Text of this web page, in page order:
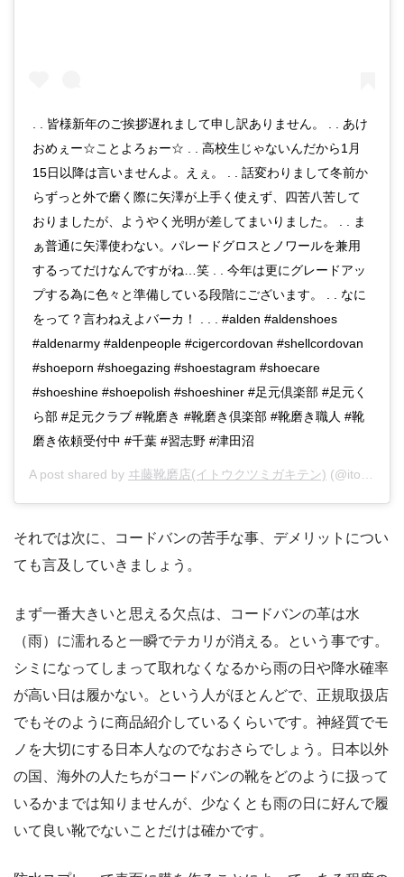
. . 皆様新年のご挨拶遅れまして申し訳ありません。 . . あけ
おめぇー☆ことよろぉー☆ . . 高校生じゃないんだから1月
15日以降は言いませんよ。えぇ。 . . 話変わりまして冬前か
らずっと外で磨く際に矢澤が上手く使えず、四苦八苦して
おりましたが、ようやく光明が差してまいりました。 . . ま
ぁ普通に矢澤使わない。パレードグロスとノワールを兼用
するってだけなんですがね…笑 . . 今年は更にグレードアッ
プする為に色々と準備している段階にございます。 . . なに
をって？言わねえよバーカ！ . . . #alden #aldenshoes
#aldenarmy #aldenpeople #cigercordovan #shellcordovan
#shoeporn #shoegazing #shoestagram #shoecare
#shoeshine #shoepolish #shoeshiner #足元倶楽部 #足元く
ら部 #足元クラブ #靴磨き #靴磨き倶楽部 #靴磨き職人 #靴
磨き依頼受付中 #千葉 #習志野 #津田沼
A post shared by ヰ藤靴磨店(イトウクツミガキテン) (@itokutsumigakiten) on
それでは次に、コードバンの苦手な事、デメリットについ
ても言及していきましょう。
まず一番大きいと思える欠点は、コードバンの革は水
（雨）に濡れると一瞬でテカリが消える。という事です。
シミになってしまって取れなくなるから雨の日や降水確率
が高い日は履かない。という人がほとんどで、正規取扱店
でもそのように商品紹介しているくらいです。神経質でモ
ノを大切にする日本人なのでなおさらでしょう。日本以外
の国、海外の人たちがコードバンの靴をどのように扱って
いるかまでは知りませんが、少なくとも雨の日に好んで履
いて良い靴でないことだけは確かです。